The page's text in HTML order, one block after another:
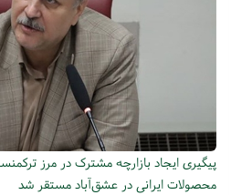
پیگیری ایجاد بازارچه مشترک در مرز
محصولات ایرانی در عشق‌آباد مستقر شد